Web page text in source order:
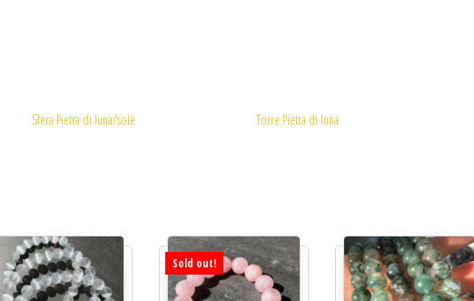
Sfera Pietra di luna/sole Torre Pietra di luna
Sold out!